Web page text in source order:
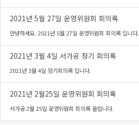
2021년 5월 27일 운영위원회 회의록
안녕하세요. 2021년 5월 27일 운영위원회 회의록 입니다.
2021년 3월 4일 서가공 정기 회의록
2021년 3월 4일 정기회의록 입니다.
2021년 2월25일 운영위원회 회의록
서가공 2월 25일 운영위원회 회의록 올립니다.